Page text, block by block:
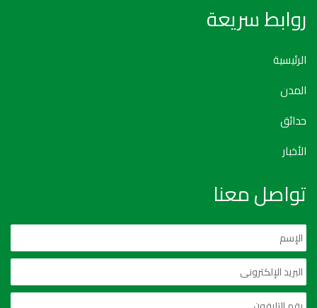
روابط سريعة
الرئيسية
المدن
حدائق
الأخبار
تواصل معنا